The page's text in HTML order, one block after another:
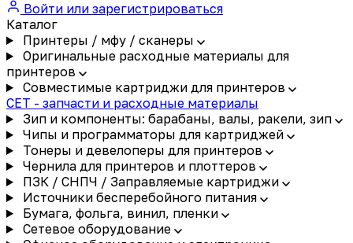
Войти или зарегистрироваться
Каталог
Принтеры / мфу / сканеры
Оригинальные расходные материалы для
принтеров
Совместимые картриджи для принтеров
CET - запчасти и расходные материалы
Зип и компоненты: барабаны, валы, ракели, зип
Чипы и программаторы для картриджей
Тонеры и девелоперы для принтеров
Чернила для принтеров и плоттеров
ПЗК / СНПЧ / Заправляемые картриджи
Источники бесперебойного питания
Бумага, фольга, винил, пленки
Сетевое оборудование